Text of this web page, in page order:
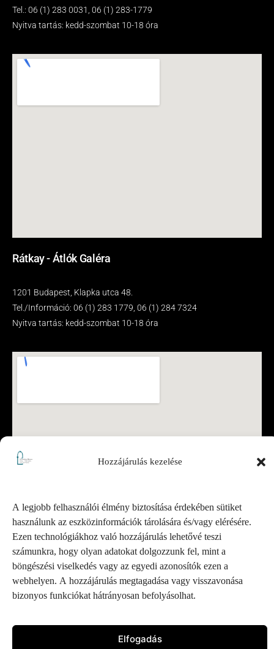
Hozzájárulás kezelése
A legjobb felhasználói élmény biztosítása érdekében sütiket
használunk az eszközinformációk tárolására és/vagy elérésére.
Ezen technológiákhoz való hozzájárulás lehetővé teszi
számunkra, hogy olyan adatokat dolgozzunk fel, mint a
böngészési viselkedés vagy az egyedi azonosítók ezen a
webhelyen. A hozzájárulás megtagadása vagy visszavonása
bizonyos funkciókat hátrányosan befolyásolhat.
Elfogadás
Tel.: 06 (1) 283 0031, 06 (1) 283-1779
Nyitva tartás: kedd-szombat 10-18 óra
Rátkay - Átlók Galéra
1201 Budapest, Klapka utca 48.
Tel./Információ: 06 (1) 283 1779, 06 (1) 284 7324
Nyitva tartás: kedd-szombat 10-18 óra
Pesterzsébeti Múzeum – Minden jog fenntartva.